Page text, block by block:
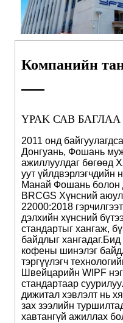
Компанийн
YPAK САВ БАГЛАА
2011 онд
Донгуань, Фошань
ажиллуулдаг бөгөөд
уут үйлдвэрлэгчдийн
Манай Фошань болон
BRCGS Хүнсний
22000:2018
дэлхийн хүнсний
стандартыг хангаж,
байдлыг хангадаг.Бид
кофены шинэлэг
тэргүүлэгч
Швейцарийн WIPF
стандартаар
дижитал хэвлэлт нь
зах зээлийн
хавтангүй ажиллах